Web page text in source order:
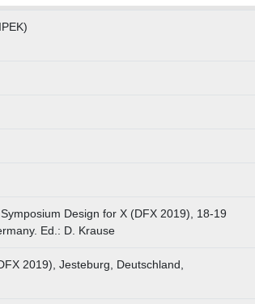
Design for X (DFX 2019), 18-19
Ed.: D. Krause
2019), Jesteburg, Deutschland,